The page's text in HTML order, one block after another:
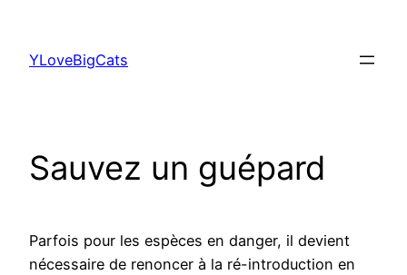
contenu
YLoveBigCats
Sauvez un guépard
Parfois pour les espèces en danger, il devient
nécessaire de renoncer à la ré-introduction en